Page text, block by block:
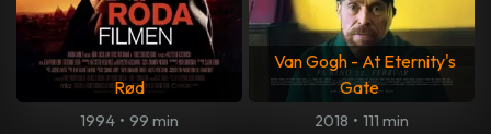
Rød
1994 • 99 min
Van Gogh - At Eternity's
Gate
2018 • 111 min